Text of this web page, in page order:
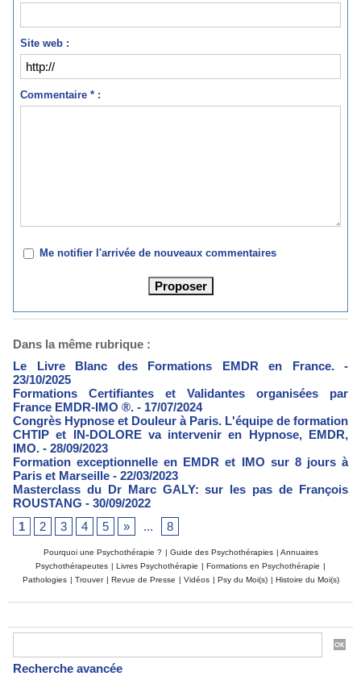
Recherche avancée
Site web :
Commentaire * :
Me notifier l'arrivée de nouveaux commentaires
Dans la même rubrique :
Le Livre Blanc des Formations EMDR en France.
-
23/10/2025
Formations Certifiantes et Validantes organisées par
France EMDR-IMO ®. - 17/07/2024
Congrès Hypnose et Douleur à Paris. L'équipe de formation
CHTIP et IN-DOLORE va intervenir en Hypnose, EMDR,
IMO. - 28/09/2023
Formation exceptionnelle en EMDR et IMO sur 8 jours à
Paris et Marseille - 22/03/2023
Masterclass du Dr Marc GALY: sur les pas de François
ROUSTANG - 30/09/2022
1
2 3 4 5 » ... 8
Pourquoi une Psychothérapie ? | Guide des Psychothérapies | Annuaires
Psychothérapeutes | Livres Psychothérapie | Formations en Psychothérapie |
Pathologies | Trouver | Revue de Presse | Vidéos | Psy du Moi(s) | Histoire du Moi(s)